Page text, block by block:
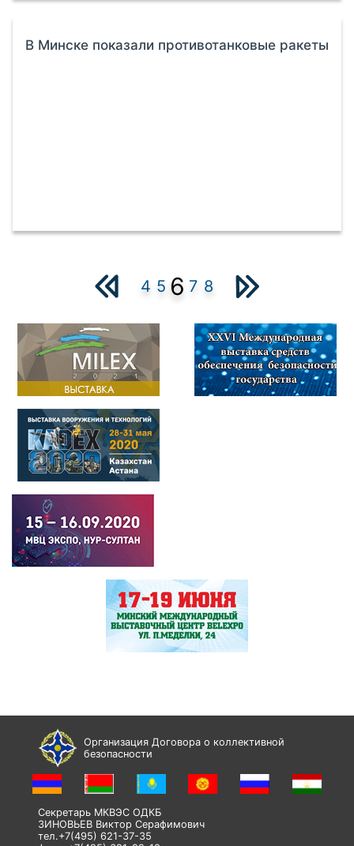
В Минске показали противотанковые ракеты
4 5 6 7 8
Организация Договора о коллективной
безопасности
Секретарь МКВЭС ОДКБ
ЗИНОВЬЕВ Виктор Серафимович
тел.+7(495) 621-37-35